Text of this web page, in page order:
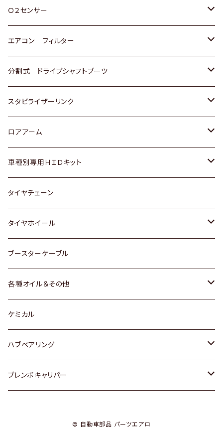
スバル
三菱
スバル
ダイハツ
マツダ
三菱
スバル
ダイハツ
三菱
スバル
ホンダ
スズキ
日産
いすゞ
ダイハツ
マツダ
三菱
スバル
レクサス
Ｏ２センサー
トヨタ
ホンダ
スズキ
日産
ダイハツ
マツダ
三菱
スバル
エアコン フィルター
トヨタ
ホンダ
スズキ
日産
いすゞ
ダイハツ
マツダ
三菱
スバル
分割式 ドライブシャフトブーツ
トヨタ
ホンダ
スズキ
日産
ダイハツ
スバル
スタビライザーリンク
トヨタ
ホンダ
スズキ
日産
ダイハツ
マツダ
ロアアーム
ホンダ
スズキ
日産
ダイハツ
マツダ
スバル
車種別専用ＨＩＤキット
トヨタ
マツダ
タイヤチェーン
タイヤホイール
トヨタ
ホンダ
スズキ
日産
ダイハツ
ブースターケーブル
各種オイル＆その他
ディーデル洗浄添加剤
ケミカル
ハブベアリング
トヨタ
ブレンボキャリパー
© 自動車部品 パーツエアロ